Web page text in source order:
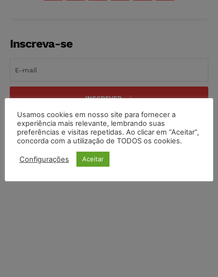
Inscreva-se
INSCREVER
Li e aceito aPolítica de Privacidade.
Usamos cookies em nosso site para fornecer a
experiência mais relevante, lembrando suas
preferências e visitas repetidas. Ao clicar em “Aceitar”,
concorda com a utilização de TODOS os cookies.
Configurações Aceitar